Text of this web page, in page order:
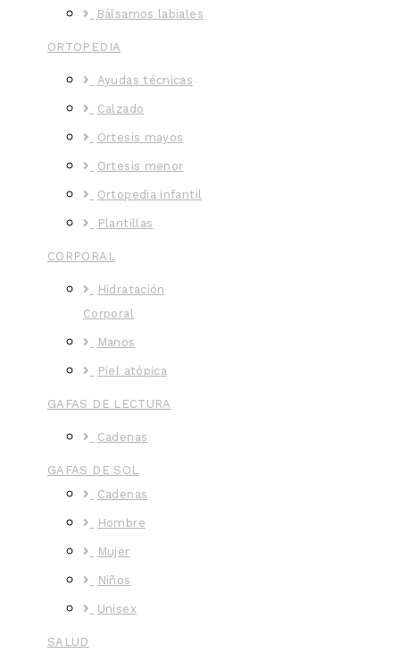
Bálsamos labiales
ORTOPEDIA
Ayudas técnicas
Calzado
Ortesis mayos
Ortesis menor
Ortopedia infantil
Plantillas
CORPORAL
Hidratación
Corporal
Manos
Piel atópica
GAFAS DE LECTURA
Cadenas
GAFAS DE SOL
Cadenas
Hombre
Mujer
Niños
Unisex
SALUD